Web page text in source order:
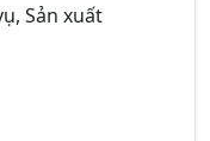
Sản xuất